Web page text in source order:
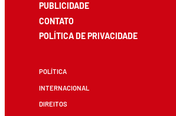
PUBLICIDADE
CONTATO
POLÍTICA DE PRIVACIDADE
POLÍTICA
INTERNACIONAL
DIREITOS